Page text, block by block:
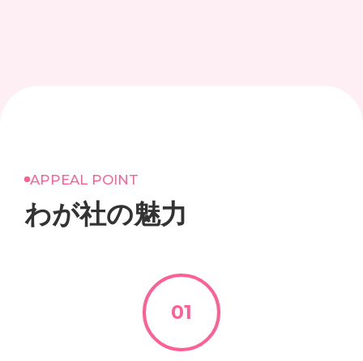
APPEAL POINT
わが社の魅力